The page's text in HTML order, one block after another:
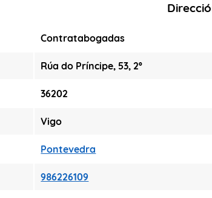
Contratabogadas
Rúa do Príncipe, 53, 2º
36202
Vigo
Pontevedra
986226109